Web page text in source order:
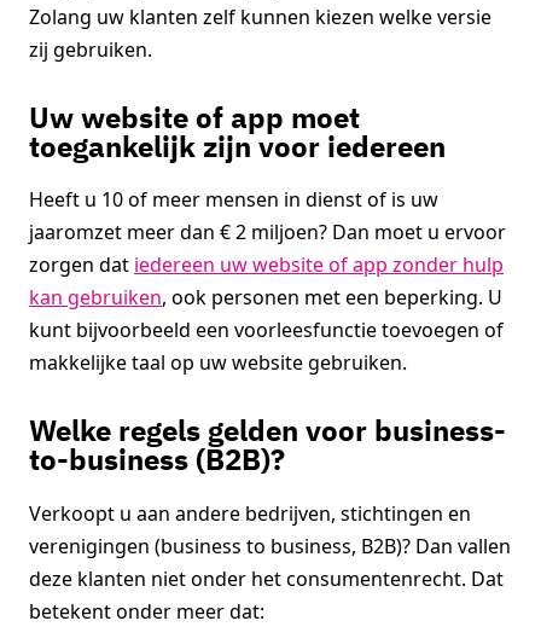
Zolang uw klanten zelf kunnen kiezen welke versie
zij gebruiken.
Uw website of app moet
toegankelijk zijn voor iedereen
Heeft u 10 of meer mensen in dienst of is uw
jaaromzet meer dan € 2 miljoen? Dan moet u ervoor
zorgen dat iedereen uw website of app zonder hulp
kan gebruiken, ook personen met een beperking. U
kunt bijvoorbeeld een voorleesfunctie toevoegen of
makkelijke taal op uw website gebruiken.
Welke regels gelden voor business-
to-business (B2B)?
Verkoopt u aan andere bedrijven, stichtingen en
verenigingen (business to business, B2B)? Dan vallen
deze klanten niet onder het consumentenrecht. Dat
betekent onder meer dat: